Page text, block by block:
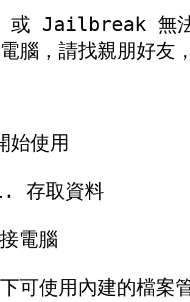
Jailbreak 無法
腦，請找親朋好友
使用
存取資料
電腦
可使用內建的檔案